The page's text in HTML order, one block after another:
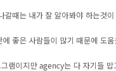
갈때는 내가 잘 알아봐야 하는것
에 좋은 사람들이 많기 때문에 도
램이지만 agency는 다 자기들